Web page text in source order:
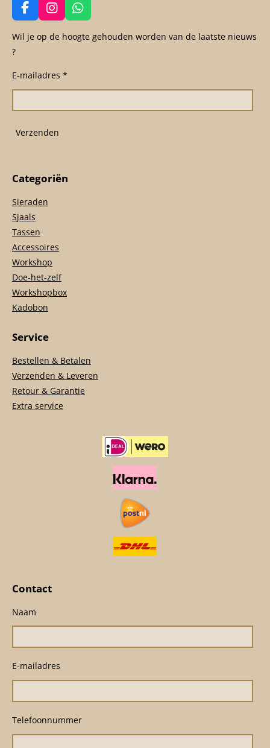
F
a
c
o
o
I
n
s
g
r
m
W
h
a
p
Wil je op de hoogte gehouden worden van de laatste nieuws
?
E-mailadres *
Verzenden
Categoriën
Sieraden
Sjaals
Tassen
Accessoires
Workshop
Doe-het-zelf
Workshopbox
Kadobon
Service
Bestellen & Betalen
Verzenden & Leveren
Retour & Garantie
Extra service
Contact
Naam
E-mailadres
Telefoonnummer